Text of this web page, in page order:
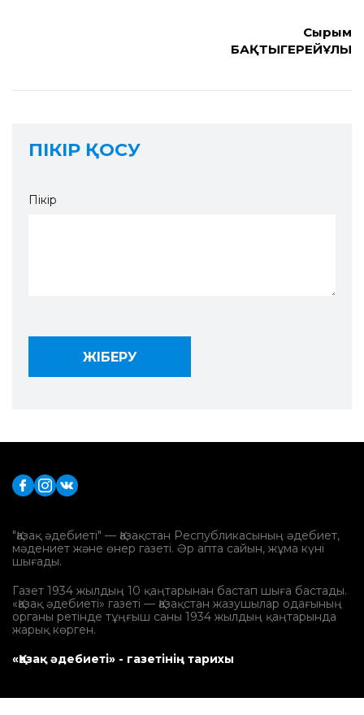
Сырым
БАҚТЫГЕРЕЙҰЛЫ
ПІКІР ҚОСУ
Пікір
"Қазақ әдебиеті" — Қазақстан Республикасының әдебиет,
мәдениет және өнер газеті. Әр апта сайын, жұма күні
шығады.
Газет 1934 жылдың 10 қаңтарынан бастап шыға бастады.
«Қазақ әдебиеті» газеті — Қазақстан жазушылар одағының
органы ретінде тұңғыш саны 1934 жылдың қаңтарында
жарық көрген.
«Қазақ әдебиеті» - газетінің тарихы